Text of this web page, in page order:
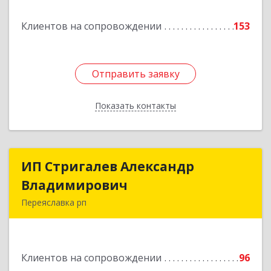
Клиентов на сопровождении 153
Отправить заявку
Показать контакты
Отправить заявку
Назад
ИП Стригалев Александр
Владимирович
Переяславка рп
Клиентов на сопровождении 96
ИП Стригалев Александр
Подробнее